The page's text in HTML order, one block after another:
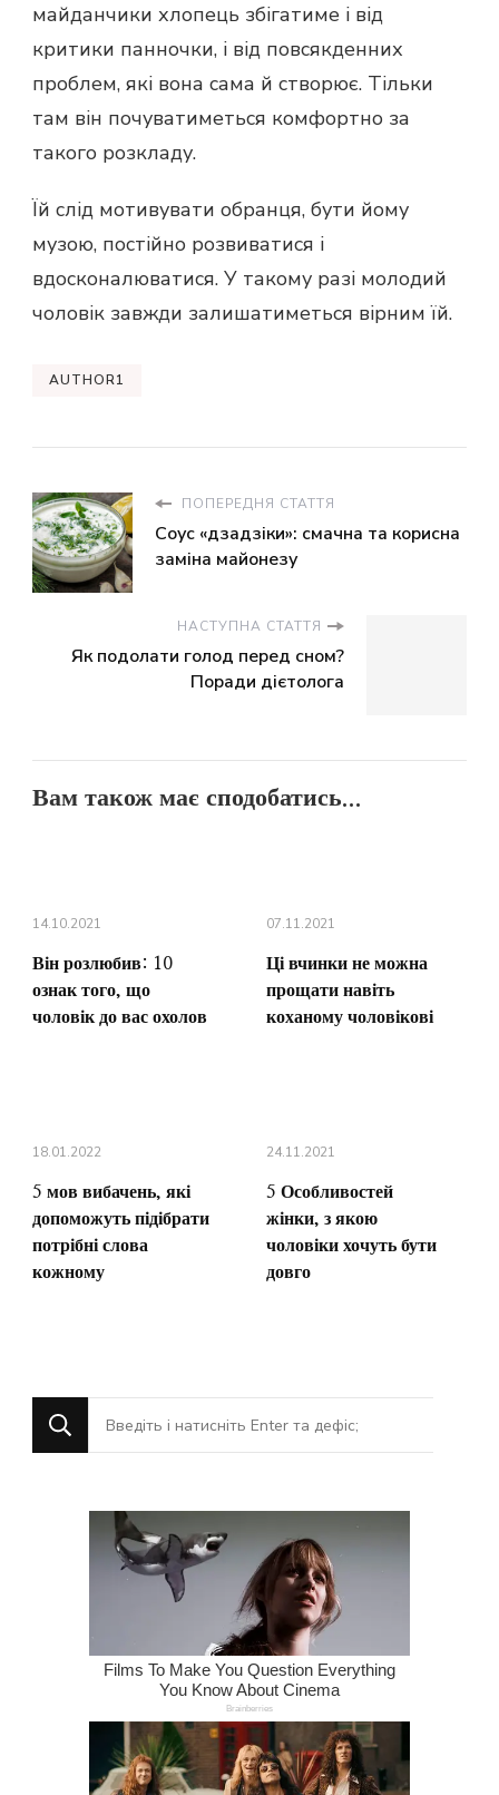
майданчики хлопець збігатиме і від
критики панночки, і від повсякденних
проблем, які вона сама й створює. Тільки
там він почуватиметься комфортно за
такого розкладу.
Їй слід мотивувати обранця, бути йому
музою, постійно розвиватися і
вдосконалюватися. У такому разі молодий
чоловік завжди залишатиметься вірним їй.
AUTHOR1
ПОПЕРЕДНЯ СТАТТЯ
Соус «дзадзіки»: смачна та корисна
заміна майонезу
НАСТУПНА СТАТТЯ
Як подолати голод перед сном?
Поради дієтолога
Вам також має сподобатись...
14.10.2021
Він розлюбив: 10
ознак того, що
чоловік до вас охолов
07.11.2021
Ці вчинки не можна
прощати навіть
коханому чоловікові
18.01.2022
5 мов вибачень, які
допоможуть підібрати
потрібні слова
кожному
24.11.2021
5 Особливостей
жінки, з якою
чоловіки хочуть бути
довго
Шукаєте
щось?